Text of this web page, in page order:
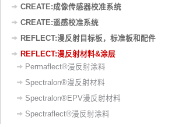
CREATE:成像传感器校准系统
CREATE:遥感校准系统
REFLECT:漫反射目标板，标准板和配件
REFLECT:漫反射材料&涂层
Permaflect®漫反射涂料
Spectralon®漫反射材料
Spectralon®EPV漫反射材料
Spectraflect®漫反射涂料